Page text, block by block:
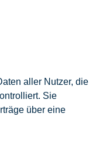
aller Nutzer, die
Sie
über eine